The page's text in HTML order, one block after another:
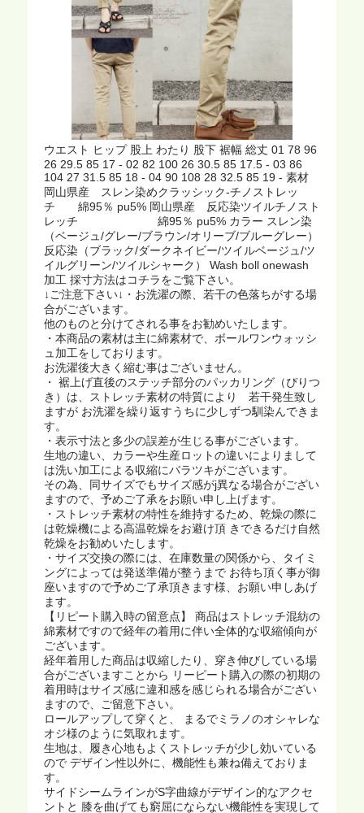
ウエスト ヒップ 股上 わたり 股下 裾幅 総丈 01 78 96
26 29.5 85 17 - 02 82 100 26 30.5 85 17.5 - 03 86
104 27 31.5 85 18 - 04 90 108 28 32.5 85 19 - 素材
岡山県産 スレン染めクラッシック-チノストレッ
チ 綿95％ pu5% 岡山県産 反応染ツイルチノスト
レッチ 綿95％ pu5% カラー スレン染
（ベージュ/グレー/ブラウン/オリーブ/ブルーグレー）
反応染（ブラック/ダークネイビー/ツイルベージュ/ツ
イルグリーン/ツイルシャーク） Wash boll onewash
加工 採寸方法はコチラをご覧下さい。
↓ご注意下さい↓・お洗濯の際、若干の色落ちがする場
合がございます。
他のものと分けてされる事をお勧めいたします。
・本商品の素材は主に綿素材で、ボールワンウォッシ
ュ加工をしております。
お洗濯後大きく縮む事はございません。
・ 裾上げ直後のステッチ部分のパッカリング（ぴりつ
き）は、ストレッチ素材の特質により 若干発生致し
ますが お洗濯を繰り返すうちに少しずつ馴染んできま
す。
・表示寸法と多少の誤差が生じる事がございます。
生地の違い、カラーや生産ロットの違いによりまして
は洗い加工による収縮にバラツキがございます。
その為、同サイズでもサイズ感がj異なる場合がござい
ますので、予めご了承をお願い申し上げます。
・ストレッチ素材の特性を維持するため、乾燥の際に
は乾燥機による高温乾燥をお避け頂 きできるだけ自然
乾燥をお勧めいたします。
・サイズ交換の際には、在庫数量の関係から、タイミ
ングによっては発送準備が整うまで お待ち頂く事が御
座いますので予めご了承頂きます様、お願い申しあげ
ます。
【リピート購入時の留意点】 商品はストレッチ混紡の
綿素材ですので経年の着用に伴い全体的な収縮傾向が
ございます。
経年着用した商品は収縮したり、穿き伸びしている場
合がございますことから リーピート購入の際の初期の
着用時はサイズ感に違和感を感じられる場合がござい
ますので、ご留意下さい。
ロールアップして穿くと、 まるでミラノのオシャレな
オジ様のように気取れます。
生地は、履き心地もよくストレッチが少し効いている
ので デザイン性以外に、機能性も兼ね備えておりま
す。
サイドシームラインがS字曲線がデザイン的なアクセ
ントと 膝を曲げても窮屈にならない機能性を実現して